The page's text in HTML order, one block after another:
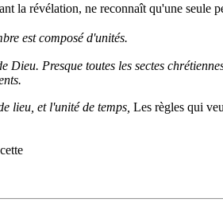
la révélation, ne reconnaît qu'une seule
est composé d'unités.
Dieu. Presque toutes les sectes
lieu, et l'unité de temps, Les règles qui